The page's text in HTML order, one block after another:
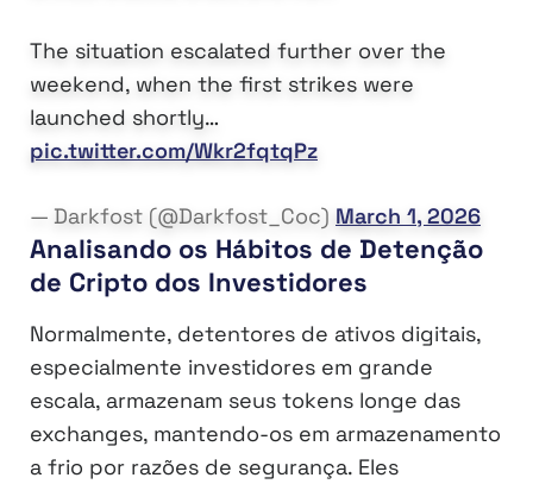
The situation escalated further over the
weekend, when the first strikes were
launched shortly…
pic.twitter.com/Wkr2fqtqPz
— Darkfost (@Darkfost_Coc) March 1, 2026
Analisando os Hábitos de Detenção
de Cripto dos Investidores
Normalmente, detentores de ativos digitais,
especialmente investidores em grande
escala, armazenam seus tokens longe das
exchanges, mantendo-os em armazenamento
a frio por razões de segurança. Eles